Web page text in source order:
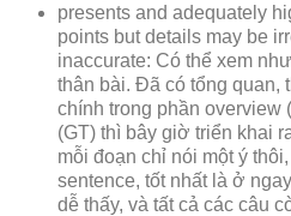
presents and adequately
points but details may be
inaccurate: Có thể xem
thân bài. Đã có tổng quan,
chính trong phần overview
(GT) thì bây giờ triển khai
mỗi đoạn chỉ nói một ý
sentence, tốt nhất là ở
dễ thấy, và tất cả các câu